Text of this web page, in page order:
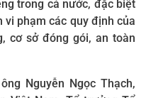
trong cả nước, đặc biệt
vi phạm các quy định của
cơ sở đóng gói, an toàn
Nguyễn Ngọc Thạch,